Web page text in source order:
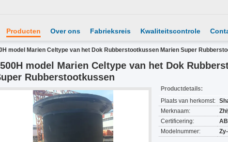
Producten Over ons Fabrieksreis Kwaliteitscontrole
model Marien Celtype van het Dok Rubberstootkussen Marien Super
model Marien Celtype van het Dok
Rubberstootkussen
Productdetails:
Plaats van herkomst:
Merknaam:
Certificering:
Modelnummer: